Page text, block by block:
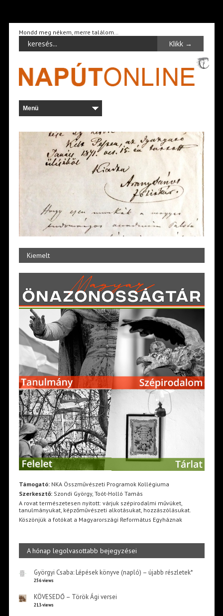
Mondd meg nékem, merre találom…
Kiemelt
Támogató:NKA Összművészeti Programok Kollégiuma
Szerkesztő:Szondi György, Toót-Holló Tamás
A rovat természetesen nyitott: várjuk szépirodalmi művüket,
tanulmányukat, képzőművészeti alkotásukat, hozzászólásukat.
Köszönjük a fotókat a Magyarországi Református Egyháznak
A hónap legolvasottabb bejegyzései
Györgyi Csaba: Lépések könyve (napló) – újabb részletek*
256 views
KÖVESEDŐ – Török Ági versei
213 views